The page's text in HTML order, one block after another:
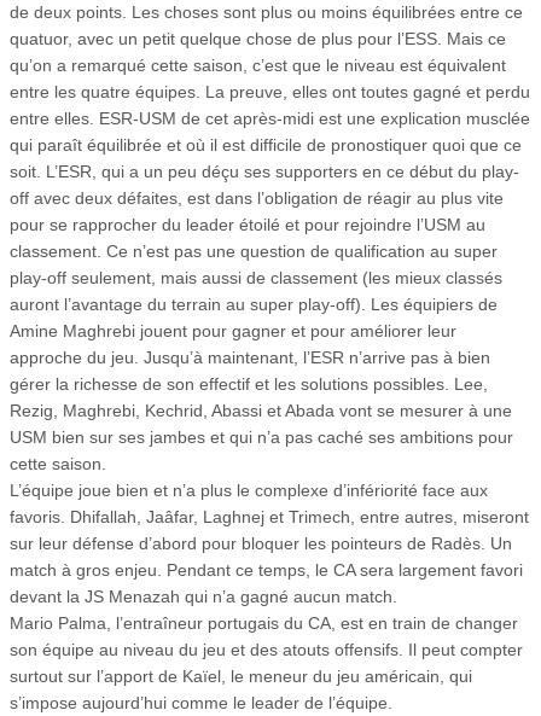
de deux points. Les choses sont plus ou moins équilibrées entre ce
quatuor, avec un petit quelque chose de plus pour l’ESS. Mais ce
qu’on a remarqué cette saison, c’est que le niveau est équivalent
entre les quatre équipes. La preuve, elles ont toutes gagné et perdu
entre elles. ESR-USM de cet après-midi est une explication musclée
qui paraît équilibrée et où il est difficile de pronostiquer quoi que ce
soit. L’ESR, qui a un peu déçu ses supporters en ce début du play-
off avec deux défaites, est dans l’obligation de réagir au plus vite
pour se rapprocher du leader étoilé et pour rejoindre l’USM au
classement. Ce n’est pas une question de qualification au super
play-off seulement, mais aussi de classement (les mieux classés
auront l’avantage du terrain au super play-off). Les équipiers de
Amine Maghrebi jouent pour gagner et pour améliorer leur
approche du jeu. Jusqu’à maintenant, l’ESR n’arrive pas à bien
gérer la richesse de son effectif et les solutions possibles. Lee,
Rezig, Maghrebi, Kechrid, Abassi et Abada vont se mesurer à une
USM bien sur ses jambes et qui n’a pas caché ses ambitions pour
cette saison.
L’équipe joue bien et n’a plus le complexe d’infériorité face aux
favoris. Dhifallah, Jaâfar, Laghnej et Trimech, entre autres, miseront
sur leur défense d’abord pour bloquer les pointeurs de Radès. Un
match à gros enjeu. Pendant ce temps, le CA sera largement favori
devant la JS Menazah qui n’a gagné aucun match.
Mario Palma, l’entraîneur portugais du CA, est en train de changer
son équipe au niveau du jeu et des atouts offensifs. Il peut compter
surtout sur l’apport de Kaïel, le meneur du jeu américain, qui
s’impose aujourd’hui comme le leader de l’équipe.